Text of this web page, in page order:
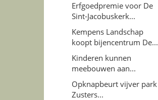
Erfgoedpremie voor De
Sint-Jacobuskerk...
Kempens Landschap
koopt bijencentrum De...
Kinderen kunnen
meebouwen aan...
Opknapbeurt vijver park
Zusters...